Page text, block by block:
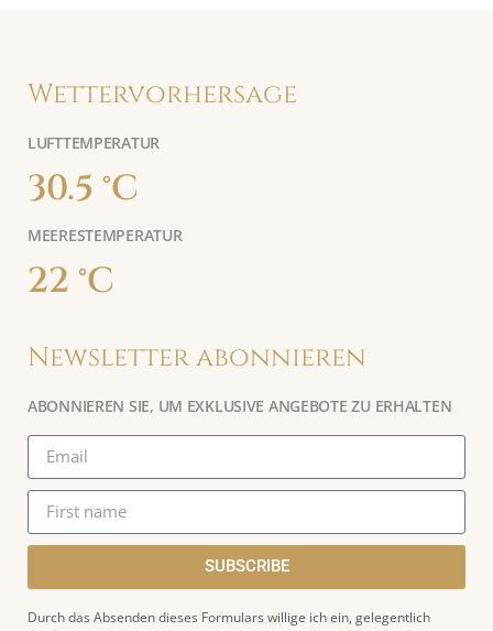
Wettervorhersage
LUFTTEMPERATUR
30.5 °C
MEERESTEMPERATUR
22 °C
Newsletter abonnieren
ABONNIEREN SIE, UM EXKLUSIVE ANGEBOTE ZU ERHALTEN
SUBSCRIBE
Durch das Absenden dieses Formulars willige ich ein, gelegentlich